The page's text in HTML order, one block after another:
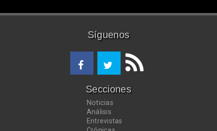
Síguenos
Secciones
Noticias
Análisis
Entrevistas